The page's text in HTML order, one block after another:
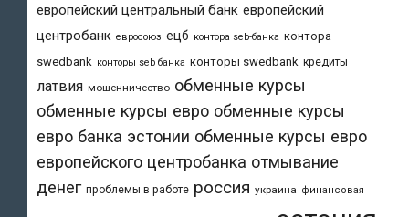
европейский центральный банк европейский
центробанк евросоюз ецб контора seb-банка контора
swedbank конторы seb банка конторы swedbank кредиты
латвия мошенничество обменные курсы
обменные курсы евро обменные курсы
евро банка эстонии обменные курсы евро
европейского центробанка отмывание
денег проблемы в работе россия украина финансовая